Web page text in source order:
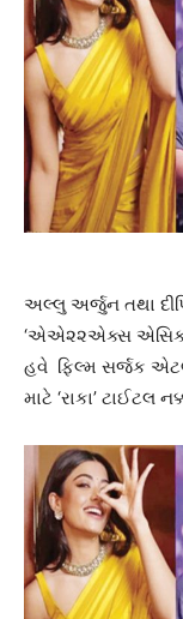
અલ્લુ અર્જુન તથા
‘એએ૨૨એક્સ
હવે ફિલ્મ સર્જક
માટે ‘રાકા’ ટાઈટલ